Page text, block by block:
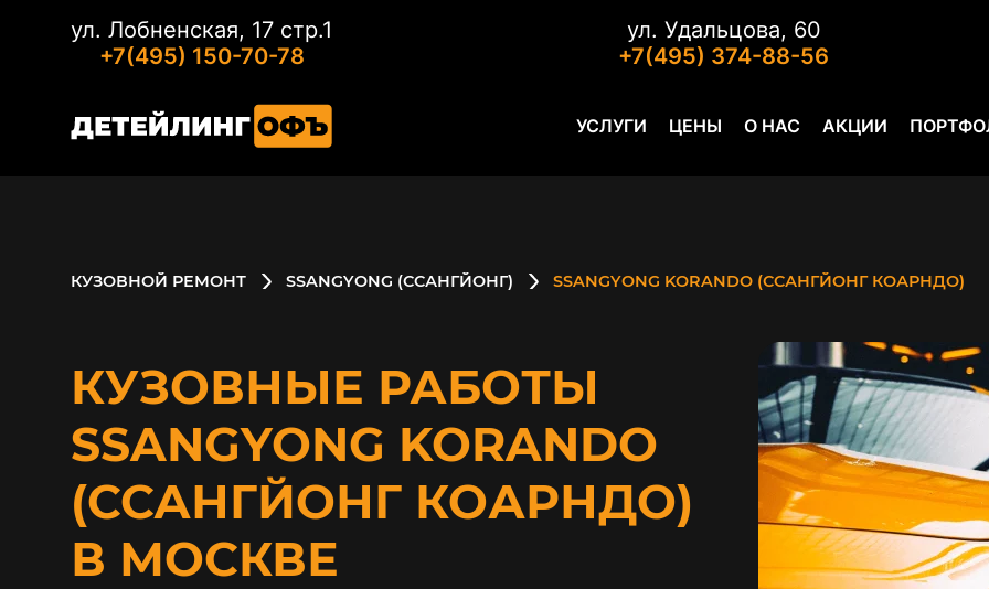
ул. Лобненская, 17 стр.1
+7(495) 150-70-78
ул. Удальцова, 60
+7(495) 374-88-56
УСЛУГИ ЦЕНЫ О НАС АКЦИИ
КУЗОВНОЙ РЕМОНТ SSANGYONG (ССАНГЙОНГ) SSANGYONG KORANDO (ССАНГЙОНГ КОАРНДО)
КУЗОВНЫЕ РАБОТЫ
SSANGYONG KORANDO
(ССАНГЙОНГ КОАРНДО)
В МОСКВЕ